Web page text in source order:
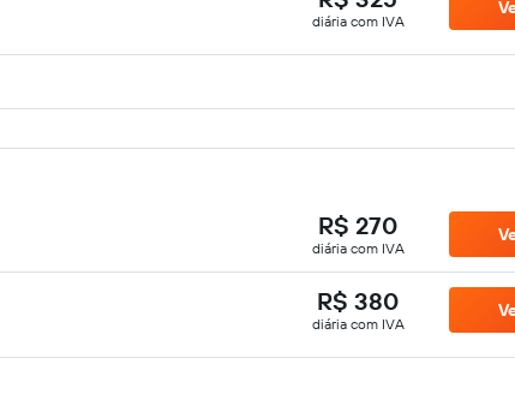
diária com IVA
R$ 270
diária com IVA
R$ 380
diária com IVA